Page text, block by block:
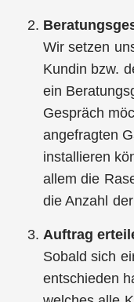
Wir setzen
Kundin bzw.
ein
Gespräch
angefragten
installieren
allem die
die Anzahl
Auftrag
Sobald sich
entschieden